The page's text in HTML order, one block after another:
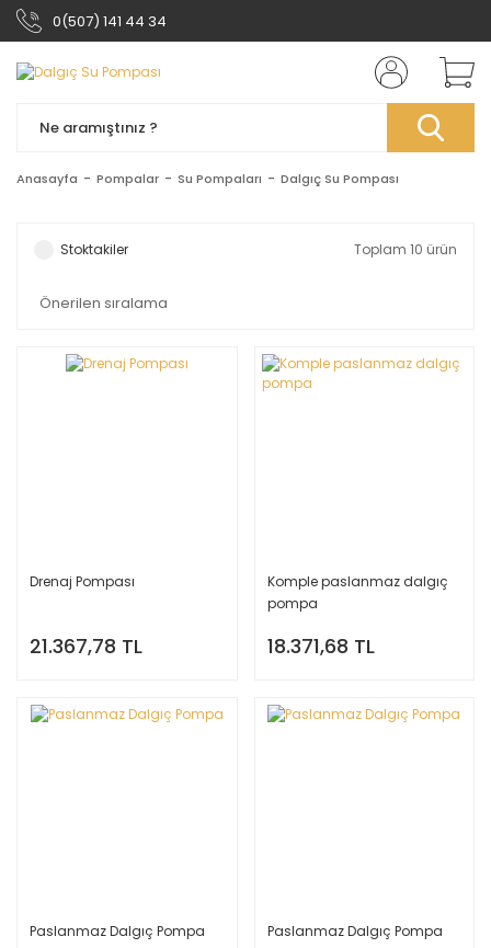
0(507) 141 44 34
Anasayfa Pompalar Su Pompaları Dalgıç Su Pompası
Stoktakiler Toplam 10 ürün
Drenaj Pompası
21.367,78 TL
Komple paslanmaz dalgıç
pompa
18.371,68 TL
Paslanmaz Dalgıç Pompa Paslanmaz Dalgıç Pompa